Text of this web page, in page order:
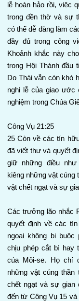
lễ hoàn hảo rồi, việc
trong đền thờ và sự
có thể dễ dàng làm
đầy đủ trong công
Khoảnh khắc này
trong Hội Thánh đầu
Do Thái vẫn còn khó
nghi lễ của giao
nghiệm trong Chúa
Công Vụ 21:25
25 Còn về các tín
đã viết thư và quyết
giữ những điều
kiêng những vật cúng
vật chết ngạt và sự
Các trưởng lão nhắc
quyết định về các
ngoại không bị buộc
chịu phép cắt bì hay
của Môi-se. Họ chỉ
những vật cúng thần
chết ngạt và sự gian
đến từ Công Vụ 15